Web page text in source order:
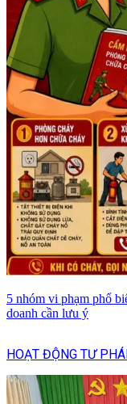
5 nhóm vi phạm phổ
doanh cần lưu ý
HOẠT ĐỘNG TƯ